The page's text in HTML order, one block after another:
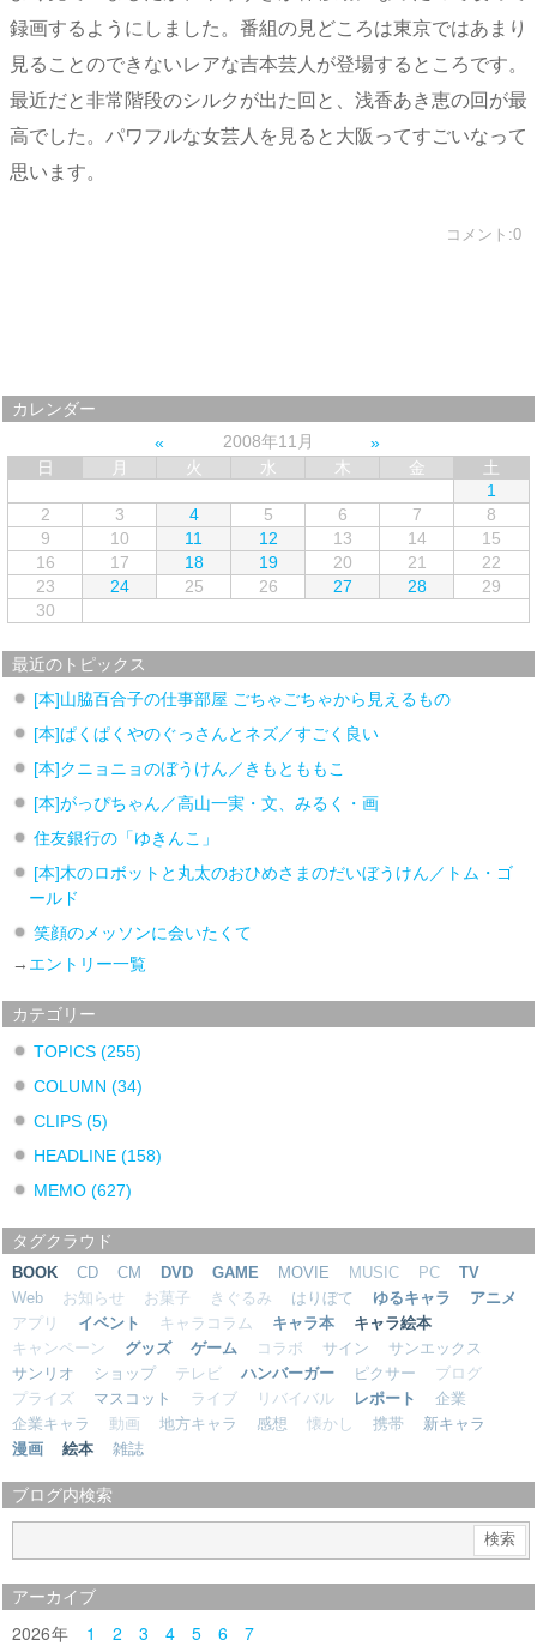
録画するようにしました。番組の見どころは東京ではあまり
見ることのできないレアな吉本芸人が登場するところです。
最近だと非常階段のシルクが出た回と、浅香あき恵の回が最
高でした。パワフルな女芸人を見ると大阪ってすごいなって
思います。
コメント:0
カレンダー
2008年11月
日
月 火 水 木 金
土
1
2
3 4 5 6 7
8
9
10 11 12 13 14
15
16
17 18 19 20 21
22
23
24 25 26 27 28
29
30
最近のトピックス
[本]山脇百合子の仕事部屋 ごちゃごちゃから見えるもの
[本]ぱくぱくやのぐっさんとネズ／すごく良い
[本]クニョニョのぼうけん／きもとももこ
[本]がっぴちゃん／高山一実・文、みるく・画
住友銀行の「ゆきんこ」
[本]木のロボットと丸太のおひめさまのだいぼうけん／トム・ゴ
ールド
笑顔のメッソンに会いたくて
→ エントリー一覧
カテゴリー
TOPICS(255)
COLUMN(34)
CLIPS(5)
HEADLINE(158)
MEMO(627)
タグクラウド
BOOK CD CM DVD GAME MOVIE MUSIC PC
TV
Web
お知らせ お菓子 きぐるみ はりぼて ゆるキャラ
アニメ
アプリ
イベント キャラコラム キャラ本
キャラ絵本
キャンペーン
グッズ ゲーム コラボ サイン
サンエックス
サンリオ
ショップ テレビ ハンバーガー ピクサー
ブログ
プライズ
マスコット ライブ リバイバル レポート
企業
企業キャラ
動画 地方キャラ 感想 懐かし 携帯
新キャラ
漫画
絵本 雑誌
ブログ内検索
アーカイブ
2026 1 2 3 4 5 6
7